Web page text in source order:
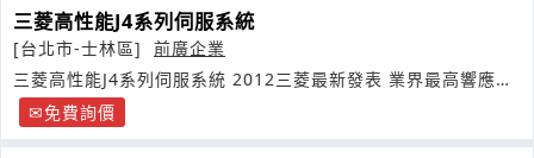
三菱高性能J4系列伺服系統
[台北市-士林區]
前廣企業
三菱高性能J4系列伺服系統 2012三菱最新發表 業界最高響應速
度 免費詢價